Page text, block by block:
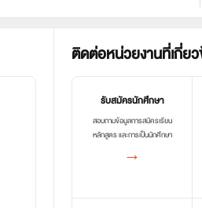
ติดต่อหน่วยงานที่เกี่ย
รับสมัครนักศึกษา
สอบถามข้อมูลการสมัครเรียน
หลักสูตร และการเป็นนักศึกษา
→